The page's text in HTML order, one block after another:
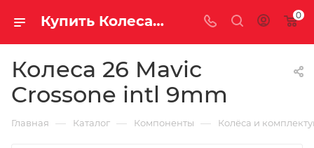
Купить Колеса 26 Mavic Crossone intl 9mm за рублей, а со скидкой 0
Колеса 26 Mavic
Crossone intl 9mm
Главная — Каталог — Компоненты — Колёса и